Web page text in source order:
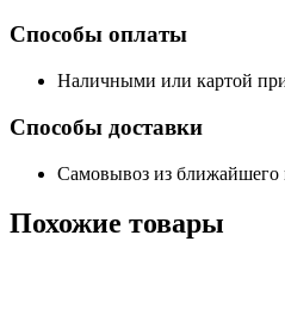
Способы оплаты
Наличными или картой
Способы доставки
Самовывоз из ближайшего
Похожие товары